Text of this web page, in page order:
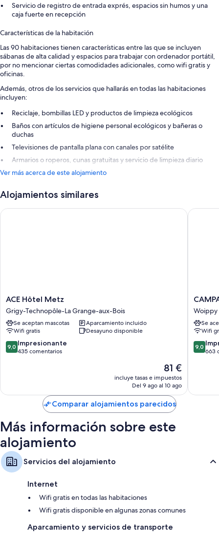
Servicio de registro de entrada exprés, espacios sin humos y una
caja fuerte en recepción
Características de la habitación
Las 90 habitaciones tienen características entre las que se incluyen
sábanas de alta calidad y espacios para trabajar con ordenador portátil,
por no mencionar ciertas comodidades adicionales, como wifi gratis y
oficinas.
Además, otros de los servicios que hallarás en todas las habitaciones
incluyen:
Reciclaje, bombillas LED y productos de limpieza ecológicos
Baños con artículos de higiene personal ecológicos y bañeras o
duchas
Televisiones de pantalla plana con canales por satélite
Armarios o roperos, cunas gratuitas y servicio de limpieza diario
Ver más acerca de este alojamiento
Alojamientos similares
ACE
Hôtel
Metz
Grigy-
Technopôle-
La
Grange-
ACE Hôtel Metz
Grigy-Technopôle-La Grange-aux-Bois
Se aceptan mascotas
Aparcamiento incluido
Wifi gratis
Desayuno disponible
9.0
sobre
9,0 Impresionante
435 comentarios
El
precio
actual
de
81 €
81 €
incluye tasas e impuestos
Del 9 ago al 10 ago
ACE Hôtel Metz
METZ
NORD
-
Woippy
Woippy
Woippy
Se
Wifi
9.0
sobre
9,0
663
Comparar alojamientos parecidos
Más información sobre este
alojamiento
Servicios del alojamiento
Internet
Wifi gratis en todas las habitaciones
Wifi gratis disponible en algunas zonas comunes
Aparcamiento y servicios de transporte